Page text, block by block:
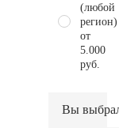
(любой
регион)
от
5.000
руб.
Вы